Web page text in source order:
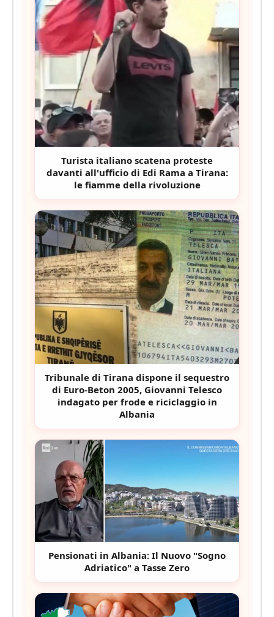
Turista italiano scatena proteste
davanti all'ufficio di Edi Rama a Tirana:
le fiamme della rivoluzione
Tribunale di Tirana dispone il sequestro
di Euro-Beton 2005, Giovanni Telesco
indagato per frode e riciclaggio in
Albania
Pensionati in Albania: Il Nuovo "Sogno
Adriatico" a Tasse Zero